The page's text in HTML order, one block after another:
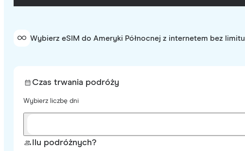
Wybierz eSIM do Ameryki Północnej z internetem bez limitu
Czas trwania podróży
Wybierz liczbę dni
Ilu podróżnych?